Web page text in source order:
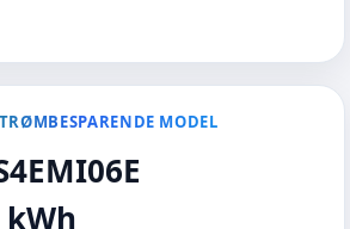
MODEL
kWh